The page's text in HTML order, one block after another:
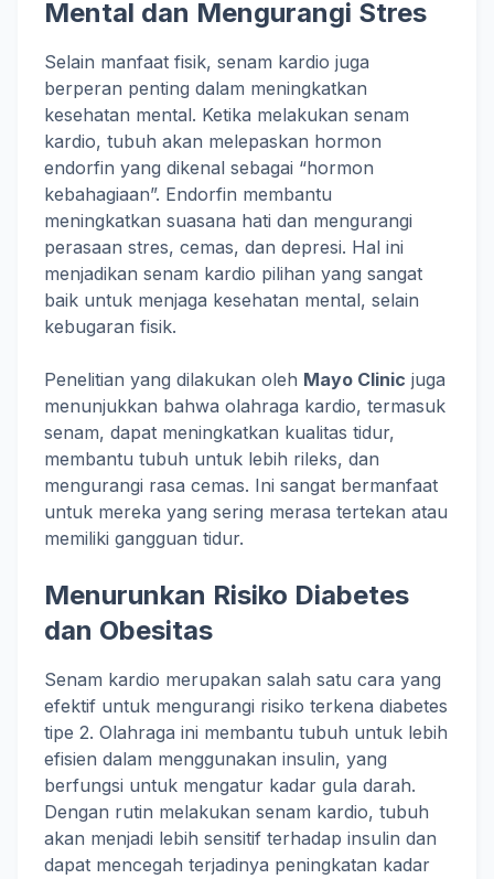
Mental dan Mengurangi Stres
Selain manfaat fisik, senam kardio juga
berperan penting dalam meningkatkan
kesehatan mental. Ketika melakukan senam
kardio, tubuh akan melepaskan hormon
endorfin yang dikenal sebagai “hormon
kebahagiaan”. Endorfin membantu
meningkatkan suasana hati dan mengurangi
perasaan stres, cemas, dan depresi. Hal ini
menjadikan senam kardio pilihan yang sangat
baik untuk menjaga kesehatan mental, selain
kebugaran fisik.
Penelitian yang dilakukan oleh Mayo Clinic juga
menunjukkan bahwa olahraga kardio, termasuk
senam, dapat meningkatkan kualitas tidur,
membantu tubuh untuk lebih rileks, dan
mengurangi rasa cemas. Ini sangat bermanfaat
untuk mereka yang sering merasa tertekan atau
memiliki gangguan tidur.
Menurunkan Risiko Diabetes
dan Obesitas
Senam kardio merupakan salah satu cara yang
efektif untuk mengurangi risiko terkena diabetes
tipe 2. Olahraga ini membantu tubuh untuk lebih
efisien dalam menggunakan insulin, yang
berfungsi untuk mengatur kadar gula darah.
Dengan rutin melakukan senam kardio, tubuh
akan menjadi lebih sensitif terhadap insulin dan
dapat mencegah terjadinya peningkatan kadar